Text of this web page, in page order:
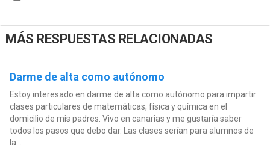
MÁS RESPUESTAS RELACIONADAS
Darme de alta como autónomo
Estoy interesado en darme de alta como autónomo para impartir
clases particulares de matemáticas, física y química en el
domicilio de mis padres. Vivo en canarias y me gustaría saber
todos los pasos que debo dar. Las clases serían para alumnos de
la...